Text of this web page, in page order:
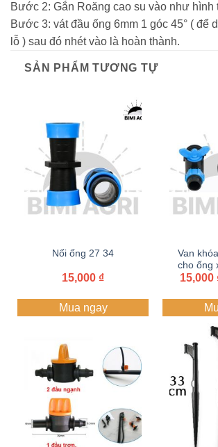
Bước 2: Gắn Roăng cao su vào như hình
Bước 3: vát đầu ống 6mm 1 góc 45° ( để
lỗ ) sau đó nhét vào là hoàn thành.
SẢN PHẨM TƯƠNG TỰ
Nối ống 27 34
15,000 ₫
Mua ngay
Van
cho ống
15,000